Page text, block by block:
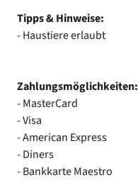
Tipps & Hinweise:
- Haustiere erlaubt
Zahlungsmöglichkeiten:
- MasterCard
- Visa
- American Express
- Diners
- Bankkarte Maestro